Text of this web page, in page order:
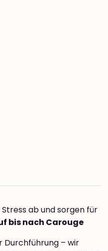
ab und sorgen für
bis nach Carouge
Durchführung – wir